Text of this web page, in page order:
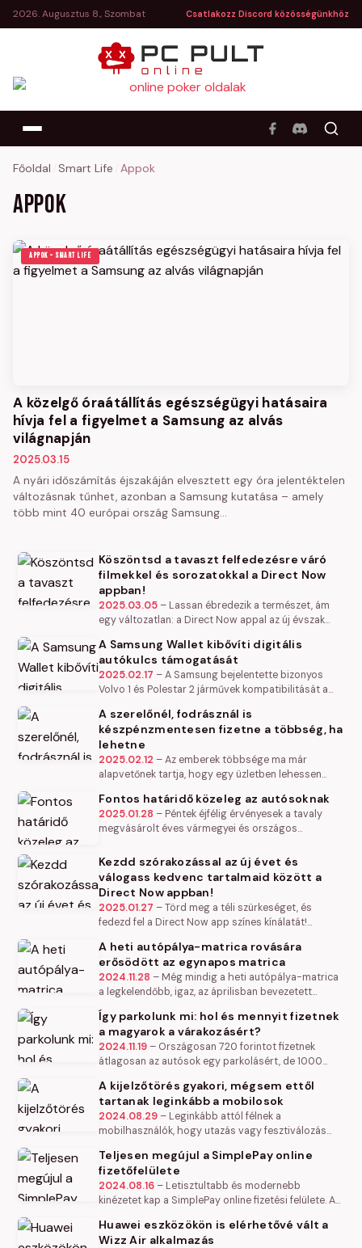
2026. Augusztus 8., Szombat Csatlakozz Discord közösségünkhöz
Főoldal Smart Life Appok
Appok
APPOK – SMART LIFE
A közelgő óraátállítás egészségügyi hatásaira
hívja fel a figyelmet a Samsung az alvás
világnapján
2025.03.15
A nyári időszámítás éjszakáján elvesztett egy óra jelentéktelen
változásnak tűnhet, azonban a Samsung kutatása – amely
több mint 40 európai ország Samsung…
Köszöntsd a tavaszt felfedezésre váró
filmekkel és sorozatokkal a Direct Now
appban!
2025.03.05 – Lassan ébredezik a természet, ám
egy változatlan: a Direct Now appal az új évszak
krimiket, lebilincselő igaz…
A Samsung Wallet kibővíti digitális
autókulcs támogatását
2025.02.17 –A Samsung bejelentette bizonyos
Volvo 1 és Polestar 2 járművek kompatibilitását a
autókulcs funkcióval. Ezáltal…
A szerelőnél, fodrásznál is
készpénzmentesen fizetne a többség, ha
lehetne
2025.02.12 –Az emberek többsége ma már
alapvetőnek tartja, hogy egy üzletben lehessen
digitális fizetési lehetőség…
Fontos határidő közeleg az autósoknak
2025.01.28 – Péntek éjfélig érvényesek a tavaly
megvásárolt éves vármegyei és országos
eszmél annak ellenére is, hogy naponta…
Kezdd szórakozással az új évet és
válogass kedvenc tartalmaid között a
Direct Now appban!
2025.01.27 –Törd meg a téli szürkeséget, és
fedezd fel a Direct Now app színes kínálatát!
szórakoztató vígjátékok várnak,…
A heti autópálya-matrica rovására
erősödött az egynapos matrica
2024.11.28 – Még mindig a heti autópálya-matrica
a legkelendőbb, igaz, az áprilisban bevezetett
elsősorban a heti és a…
Így parkolunk mi: hol és mennyit fizetnek
a magyarok a várakozásért?
2024.11.19 – Országosan 720 forintot fizetnek
átlagosan az autósok egy parkolásért, de 1000
belvárosában áll meg a járművével…
A kijelzőtörés gyakori, mégsem ettől
tartanak leginkább a mobilosok
2024.08.29 – Leginkább attól félnek a
mobilhasználók, hogy utazás vagy fesztiválozás
ritkábban történik meg, mint az,…
Teljesen megújul a SimplePay online
fizetőfelülete
2024.08.16 – Letisztultabb és modernebb
kinézetet kap a SimplePay online fizetési felülete. Az
elérhetővé a felhasználóknak.
Huawei eszközökön is elérhetővé vált a
Wizz Air alkalmazás